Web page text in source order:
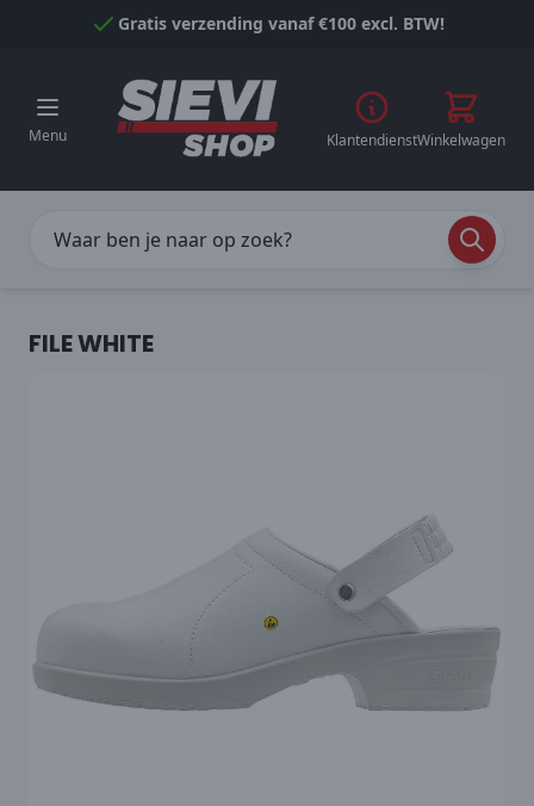
Naar inhoud gaanGratis verzending vanaf €100 excl. BTW!
Menu KlantendienstWinkelwagen
FILE WHITE